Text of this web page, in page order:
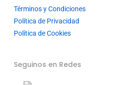
Términos y Condiciones
Política de Privacidad
Política de Cookies
Seguinos en Redes